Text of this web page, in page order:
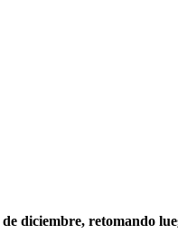
diciembre, retomando